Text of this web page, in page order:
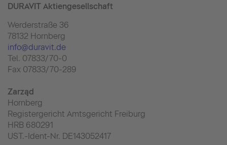
DURAVIT Aktiengesellschaft
Werderstraße 36
78132 Hornberg
info@duravit.de
Tel. 07833/70-0
Fax 07833/70-289
Zarząd
Hornberg
Registergericht Amtsgericht Freiburg
HRB 680291
UST.-Ident-Nr. DE143052417